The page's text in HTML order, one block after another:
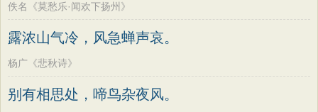
佚名《莫愁乐·闻欢下扬州》
露浓山气冷，风急蝉声哀。
杨广《悲秋诗》
别有相思处，啼鸟杂夜风。